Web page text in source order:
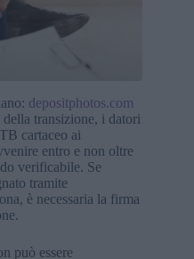
depositphotos.com
della transizione, i datori
cartaceo ai
entro e non oltre
verificabile. Se
tramite
è necessaria la firma
può essere